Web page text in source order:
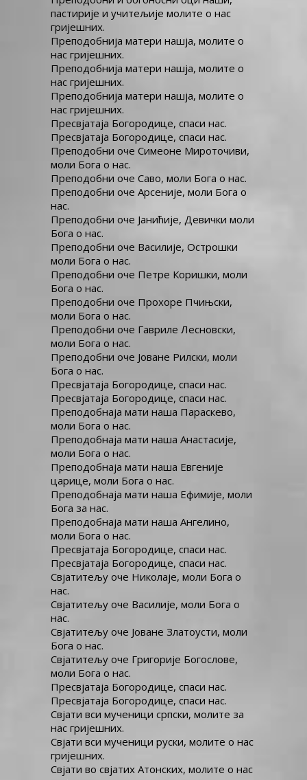
пастирије и учитељије молите о нас
гријешних.
Преподобнија матери нашја, молите о
нас гријешних.
Преподобнија матери нашја, молите о
нас гријешних.
Преподобнија матери нашја, молите о
нас гријешних.
Пресвјатаја Богородице, спаси нас.
Пресвјатаја Богородице, спаси нас.
Преподобни оче Симеоне Мироточиви,
моли Бога о нас.
Преподобни оче Саво, моли Бога о нас.
Преподобни оче Арсеније, моли Бога о
нас.
Преподобни оче Јанићије, Девички моли
Бога о нас.
Преподобни оче Василије, Острошки
моли Бога о нас.
Преподобни оче Петре Коришки, моли
Бога о нас.
Преподобни оче Прохоре Пчињски,
моли Бога о нас.
Преподобни оче Гавриле Лесновски,
моли Бога о нас.
Преподобни оче Јоване Рилски, моли
Бога о нас.
Пресвјатаја Богородице, спаси нас.
Пресвјатаја Богородице, спаси нас.
Преподобнаја мати наша Параскево,
моли Бога о нас.
Преподобнаја мати наша Анастасије,
моли Бога о нас.
Преподобнаја мати наша Евгеније
царице, моли Бога о нас.
Преподобнаја мати наша Ефимије, моли
Бога за нас.
Преподобнаја мати наша Ангелино,
моли Бога о нас.
Пресвјатаја Богородице, спаси нас.
Пресвјатаја Богородице, спаси нас.
Свјатитељу оче Николаје, моли Бога о
нас.
Свјатитељу оче Василије, моли Бога о
нас.
Свјатитељу оче Јоване Златоусти, моли
Бога о нас.
Свјатитељу оче Григорије Богослове,
моли Бога о нас.
Пресвјатаја Богородице, спаси нас.
Пресвјатаја Богородице, спаси нас.
Свјати вси мученици српски, молите за
нас гријешних.
Свјати вси мученици руски, молите о нас
гријешних.
Свјати во свјатих Атонских, молите о нас